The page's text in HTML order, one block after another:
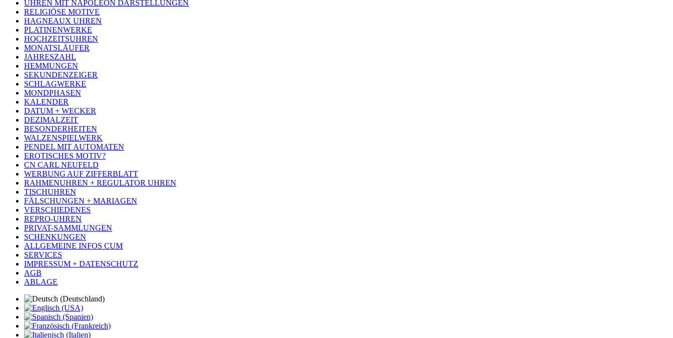
UHREN MIT NAPOLEON DARSTELLUNGEN
RELIGIÖSE MOTIVE
HAGNEAUX UHREN
PLATINENWERKE
HOCHZEITSUHREN
MONATSLÄUFER
JAHRESZAHL
HEMMUNGEN
SEKUNDENZEIGER
SCHLAGWERKE
MONDPHASEN
KALENDER
DATUM + WECKER
DEZIMALZEIT
BESONDERHEITEN
WALZENSPIELWERK
PENDEL MIT AUTOMATEN
EROTISCHES MOTIV?
CN CARL NEUFELD
WERBUNG AUF ZIFFERBLATT
RAHMENUHREN + REGULATOR UHREN
TISCHUHREN
FÄLSCHUNGEN + MARIAGEN
VERSCHIEDENES
REPRO-UHREN
PRIVAT-SAMMLUNGEN
SCHENKUNGEN
ALLGEMEINE INFOS CUM
SERVICES
IMPRESSUM + DATENSCHUTZ
AGB
ABLAGE